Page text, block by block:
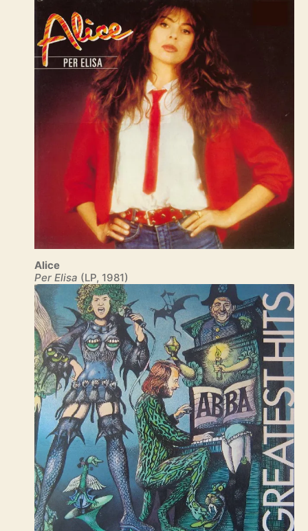
Alice
Per Elisa (LP, 1981)